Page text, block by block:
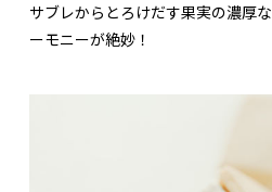
サブレからとろけだす果実の濃厚
ーモニーが絶妙！